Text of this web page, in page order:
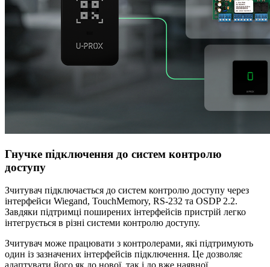
Гнучке підключення до систем контролю
доступу
Зчитувач підключається до систем контролю доступу через
інтерфейси Wiegand, TouchMemory, RS-232 та OSDP 2.2.
Завдяки підтримці поширених інтерфейсів пристрій легко
інтегрується в різні системи контролю доступу.
Зчитувач може працювати з контролерами, які підтримують
один із зазначених інтерфейсів підключення. Це дозволяє